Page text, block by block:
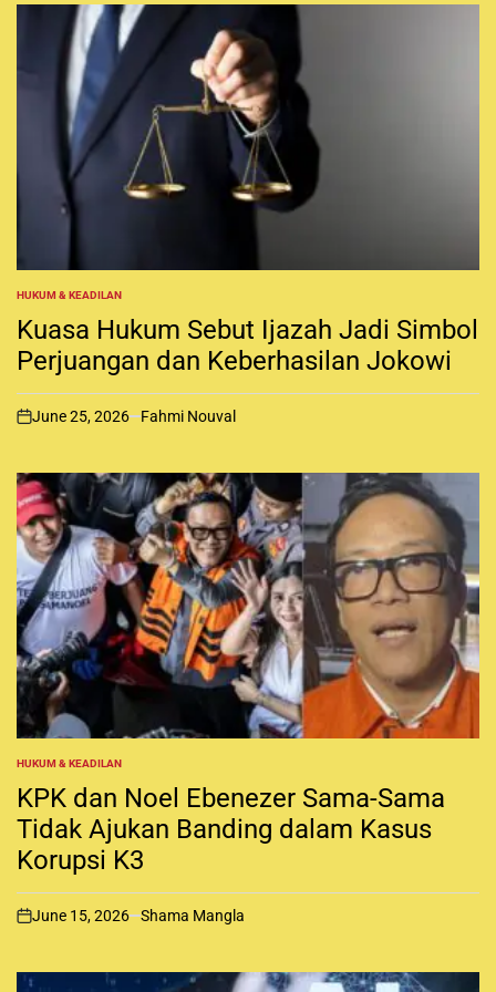
P
O
S
T
E
N
HUKUM & KEADILAN
Kuasa Hukum Sebut Ijazah Jadi Simbol
Perjuangan dan Keberhasilan Jokowi
o
June 25, 2026 Fahmi Nouval
P
O
S
T
D
HUKUM & KEADILAN
KPK dan Noel Ebenezer Sama-Sama
Tidak Ajukan Banding dalam Kasus
Korupsi K3
o
June 15, 2026 Shama Mangla